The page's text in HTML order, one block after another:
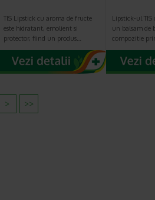
TIS Lipstick cu aroma de fructe
este hidratant, emolient si
protector, fiind un produs…
Lipstick-ul TIS
un balsam de
compozitie
> >>